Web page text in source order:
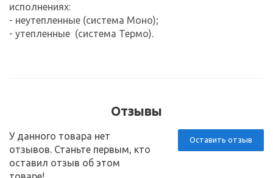
исполнениях:
- неутепленные (система Моно);
- утепленные (система Термо).
Отзывы
Оставить отзыв
У данного товара нет
отзывов. Станьте первым, кто
оставил отзыв об этом